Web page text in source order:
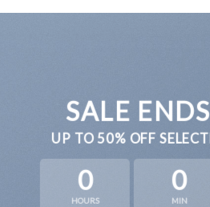
SALE
UP TO 50% OFF
0
HOURS
0
MIN